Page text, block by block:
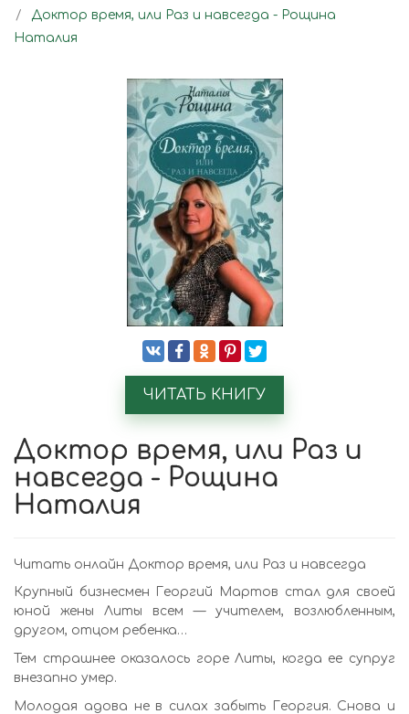
Доктор время, или Раз и навсегда - Рощина
Наталия
ЧИТАТЬ КНИГУ
Доктор время, или Раз и
навсегда - Рощина
Наталия
Читать онлайн Доктор время, или Раз и навсегда
Крупный бизнесмен Георгий Мартов стал для своей
юной жены Литы всем — учителем, возлюбленным,
другом, отцом ребенка…
Тем страшнее оказалось горе Литы, когда ее супруг
внезапно умер.
Молодая адова не в силах забыть Георгия. Снова и